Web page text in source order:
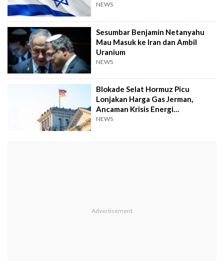
NEWS
Sesumbar Benjamin Netanyahu
Mau Masuk ke Iran dan Ambil
Uranium
NEWS
Blokade Selat Hormuz Picu
Lonjakan Harga Gas Jerman,
Ancaman Krisis Energi
Menghantui Warga Eropa
NEWS